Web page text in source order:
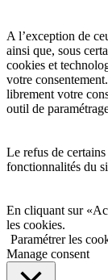
A l’exception de
ainsi que, sous
cookies et
votre
librement votre
outil de
Le refus de
fonctionnalités du
En cliquant sur
les cookies.
Paramétrer les
Manage consent